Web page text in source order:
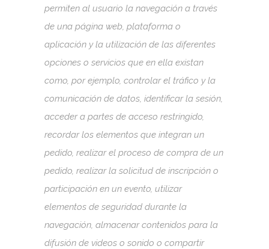
permiten al usuario la navegación a través
de una página web, plataforma o
aplicación y la utilización de las diferentes
opciones o servicios que en ella existan
como, por ejemplo, controlar el tráfico y la
comunicación de datos, identificar la sesión,
acceder a partes de acceso restringido,
recordar los elementos que integran un
pedido, realizar el proceso de compra de un
pedido, realizar la solicitud de inscripción o
participación en un evento, utilizar
elementos de seguridad durante la
navegación, almacenar contenidos para la
difusión de videos o sonido o compartir